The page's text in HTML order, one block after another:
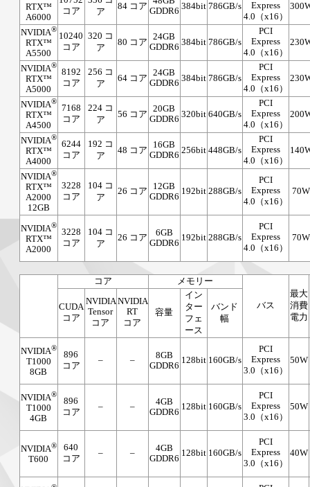
RTX™
A6000
コア
ア
84 コア GDDR6 384bit 786GB/s
Express
4.0（x16）
NVIDIA®
RTX™
A5500
10240
コア
320 コ
ア
80 コア
24GB
GDDR6 384bit 786GB/s
PCI
Express
4.0（x16）
NVIDIA®
RTX™
A5000
8192
コア
256 コ
ア
64 コア
24GB
GDDR6 384bit 786GB/s
PCI
Express
4.0（x16）
NVIDIA®
RTX™
A4500
7168
コア
224 コ
ア
56 コア
20GB
GDDR6 320bit 640GB/s
PCI
Express
4.0（x16）
NVIDIA®
RTX™
A4000
6244
コア
192 コ
ア
48 コア
16GB
GDDR6 256bit 448GB/s
PCI
Express
4.0（x16）
NVIDIA®
RTX™
A2000
12GB
3228
コア
104 コ
ア
26 コア
12GB
GDDR6
192bit 288GB/s
PCI
Express
4.0（x16）
70W
NVIDIA®
RTX™
A2000
3228
コア
104 コ
ア
26 コア
6GB
GDDR6
192bit 288GB/s
PCI
Express
4.0（x16）
70W
コア メモリー
バス
最大
消費
電力
CUDA
コア
NVIDIA
Tensor
コア
NVIDIA
RT
コア
容量
イン
ター
フェ
ース
バンド
幅
NVIDIA®
T1000
8GB
896
コア
– –
8GB
GDDR6
128bit 160GB/s
PCI
Express
3.0（x16）
50W
NVIDIA®
T1000
4GB
896
コア
– –
4GB
GDDR6
128bit 160GB/s
PCI
Express
3.0（x16）
50W
NVIDIA®
T600
640
コア
– –
4GB
GDDR6
128bit 160GB/s
PCI
Express
3.0（x16）
40W